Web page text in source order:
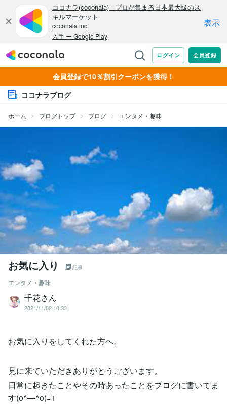
会員登録で10％割引クーポンを獲得！
ココナラブログ
ホーム ブログトップ ブログ エンタメ・趣味
お気に入り 記事
エンタメ・趣味
千花さん
2021/11/02 10:33
お気に入りをしてくれた方へ。
見に来ていただきありがとうございます。
日常に起きたことやその時あったことをブログに書いてま
す(o^―^o)ﾆｺ